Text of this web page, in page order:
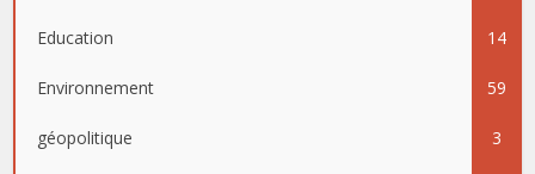
Education 14
Environnement 59
géopolitique 3